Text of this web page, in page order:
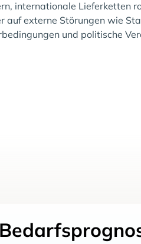
internationale Lieferketten
auf externe Störungen wie
und politische